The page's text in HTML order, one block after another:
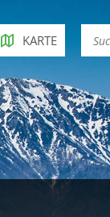
KARTE